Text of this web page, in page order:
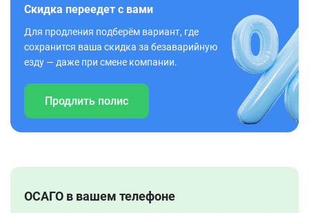
Скидка переедет с вами
Для продления подберём вариант, где
сохранится ваша скидка за безаварийную
езду — даже при смене компании.
Продлить полис
ОСАГО в вашем телефоне